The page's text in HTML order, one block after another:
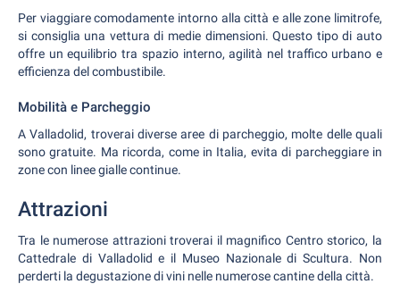
Per viaggiare comodamente intorno alla città e alle zone limitrofe,
si consiglia una vettura di medie dimensioni. Questo tipo di auto
offre un equilibrio tra spazio interno, agilità nel traffico urbano e
efficienza del combustibile.
Mobilità e Parcheggio
A Valladolid, troverai diverse aree di parcheggio, molte delle quali
sono gratuite. Ma ricorda, come in Italia, evita di parcheggiare in
zone con linee gialle continue.
Attrazioni
Tra le numerose attrazioni troverai il magnifico Centro storico, la
Cattedrale di Valladolid e il Museo Nazionale di Scultura. Non
perderti la degustazione di vini nelle numerose cantine della città.